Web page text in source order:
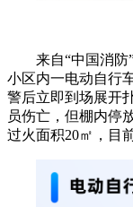
来自“中国消
小区内一电动自行
警后立即到场展开
员伤亡，但棚内停
过火面积20㎡，目